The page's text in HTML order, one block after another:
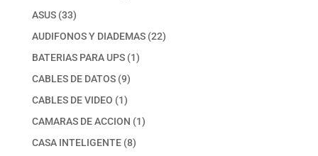
ASUS 3333
productos
AUDIFONOS Y DIADEMAS 2222
BATERIAS PARA UPS 11
CABLES DE DATOS 99
productos
CABLES DE VIDEO 11
producto
CAMARAS DE ACCION 11
CASA INTELIGENTE 88